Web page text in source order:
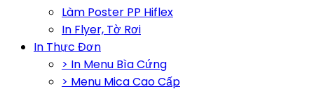
Làm Poster PP Hiflex
In Flyer, Tờ Rơi
In Thực Đơn
> In Menu Bìa Cứng
> Menu Mica Cao Cấp